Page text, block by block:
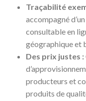
Traçabilité
accompagné
consultable en
géographique et
Des prix justes :
producteurs et
produits de